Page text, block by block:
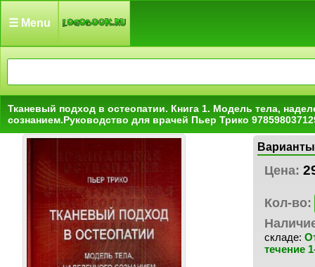
☰ Menu
Тканевый подход в остеопатии. Книга 1. Модель тела,
сознанием.Руководство для врачей Пьер Трико
Цена:
Кол-во:
складе:
течение